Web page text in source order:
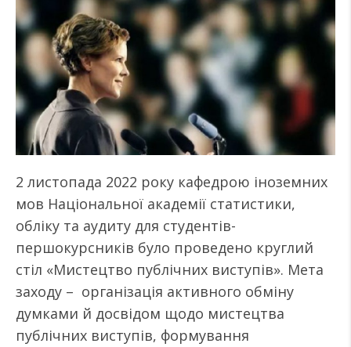
2 листопада 2022 року кафедрою іноземних
мов Національної академії статистики,
обліку та аудиту для студентів-
першокурсників було проведено круглий
стіл «Мистецтво публічних виступів». Мета
заходу – організація активного обміну
думками й досвідом щодо мистецтва
публічних виступів, формування